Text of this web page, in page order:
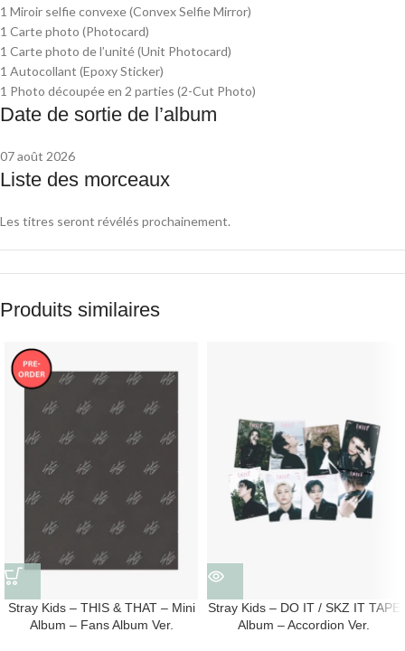
1 Miroir selfie convexe (Convex Selfie Mirror)
1 Carte photo (Photocard)
1 Carte photo de l’unité (Unit Photocard)
1 Autocollant (Epoxy Sticker)
1 Photo découpée en 2 parties (2-Cut Photo)
Date de sortie de l’album
07 août 2026
Liste des morceaux
Les titres seront révélés prochainement.
Produits similaires
Stray Kids – THIS & THAT – Mini
Album – Fans Album Ver.
Stray Kids – DO IT / SKZ IT TAPE
Album – Accordion Ver.